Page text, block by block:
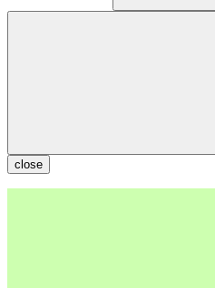
close